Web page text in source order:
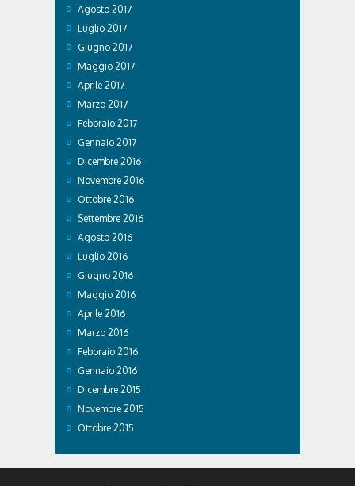
Agosto 2017
Luglio 2017
Giugno 2017
Maggio 2017
Aprile 2017
Marzo 2017
Febbraio 2017
Gennaio 2017
Dicembre 2016
Novembre 2016
Ottobre 2016
Settembre 2016
Agosto 2016
Luglio 2016
Giugno 2016
Maggio 2016
Aprile 2016
Marzo 2016
Febbraio 2016
Gennaio 2016
Dicembre 2015
Novembre 2015
Ottobre 2015